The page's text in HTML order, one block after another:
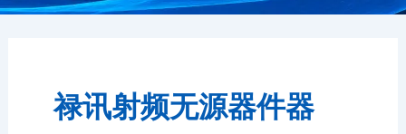
禄讯射频无源器件器